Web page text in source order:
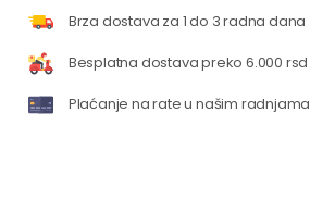
Brza dostava za 1 do 3 radna dana
Besplatna dostava preko 6.000 rsd
Plaćanje na rate u našim radnjama